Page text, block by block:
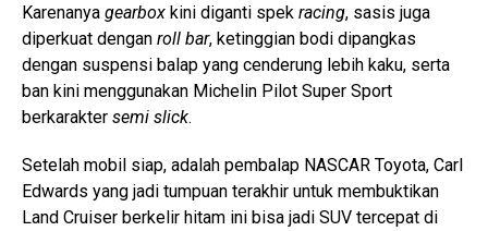
Karenanya gearbox kini diganti spek racing, sasis juga
diperkuat dengan roll bar, ketinggian bodi dipangkas
dengan suspensi balap yang cenderung lebih kaku, serta
ban kini menggunakan Michelin Pilot Super Sport
berkarakter semi slick.
Setelah mobil siap, adalah pembalap NASCAR Toyota, Carl
Edwards yang jadi tumpuan terakhir untuk membuktikan
Land Cruiser berkelir hitam ini bisa jadi SUV tercepat di